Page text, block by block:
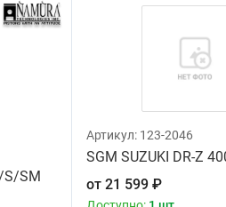
S/SM
Артикул: 123-2046
SGM SUZUKI DR-Z
от 21 599 ₽